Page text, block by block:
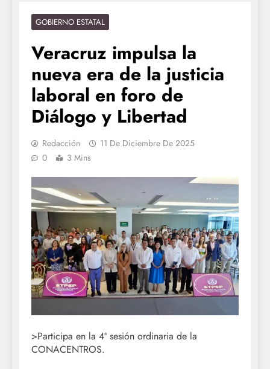
GOBIERNO ESTATAL
Veracruz impulsa la
nueva era de la justicia
laboral en foro de
Diálogo y Libertad
Redacción
11 De Diciembre De 2025
0
3 Mins
>Participa en la 4ª sesión ordinaria de la
CONACENTROS.